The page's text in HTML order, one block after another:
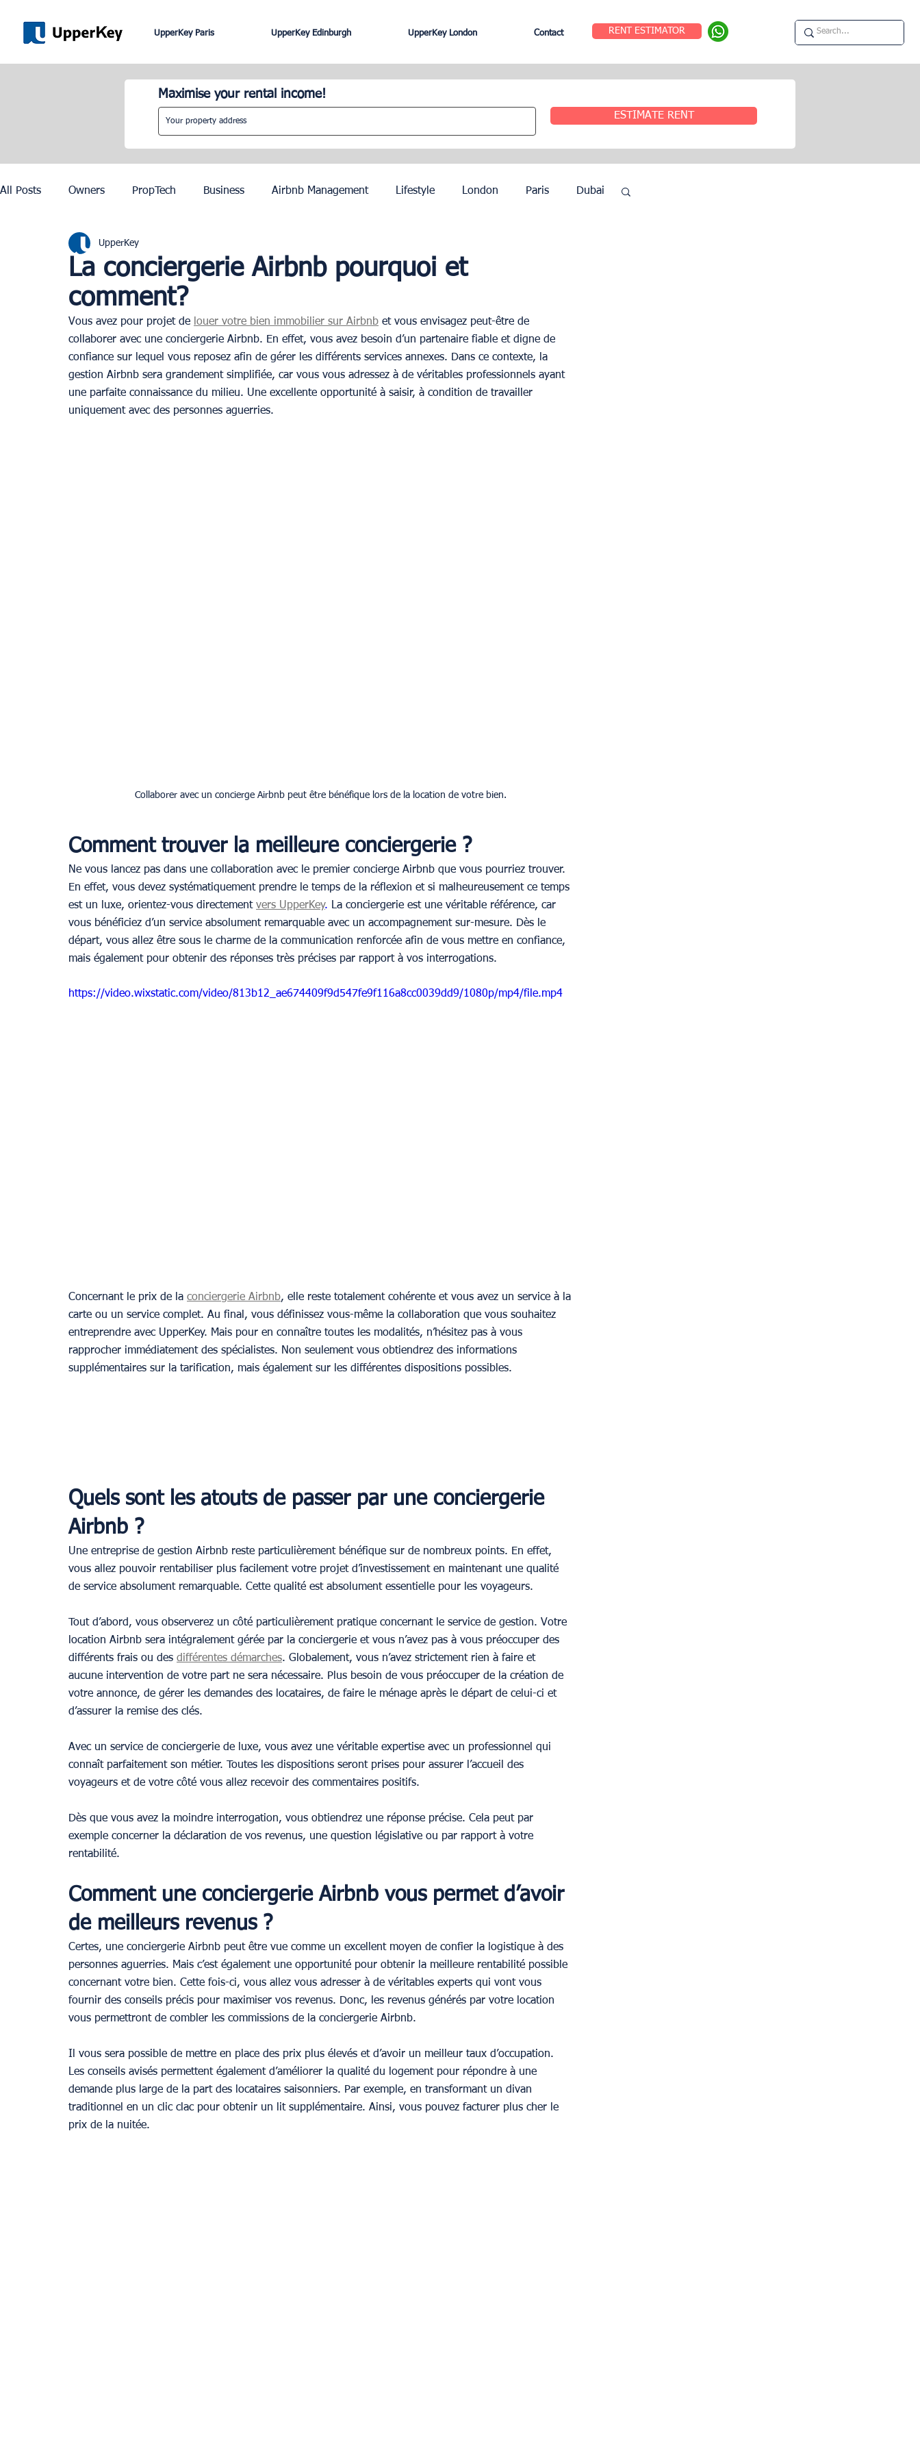
UpperKey Paris UpperKey Edinburgh UpperKey London Contact RENT ESTIMATOR
Maximise your rental income!
ESTIMATE RENT
All Posts Owners PropTech Business Airbnb Management Lifestyle London Paris Dubai
Lisbon
Knowledge Base Zurich
La conciergerie Airbnb pourquoi et
comment?
UpperKey
Vous avez pour projet de louer votre bien immobilier sur Airbnb et vous envisagez peut-être de
collaborer avec une conciergerie Airbnb. En effet, vous avez besoin d’un partenaire fiable et digne de
confiance sur lequel vous reposez afin de gérer les différents services annexes. Dans ce contexte, la
gestion Airbnb sera grandement simplifiée, car vous vous adressez à de véritables professionnels ayant
une parfaite connaissance du milieu. Une excellente opportunité à saisir, à condition de travailler
uniquement avec des personnes aguerries.
Collaborer avec un concierge Airbnb peut être bénéfique lors de la location de votre bien.
Comment trouver la meilleure conciergerie ?
Ne vous lancez pas dans une collaboration avec le premier concierge Airbnb que vous pourriez trouver.
En effet, vous devez systématiquement prendre le temps de la réflexion et si malheureusement ce temps
est un luxe, orientez-vous directement vers UpperKey. La conciergerie est une véritable référence, car
vous bénéficiez d’un service absolument remarquable avec un accompagnement sur-mesure. Dès le
départ, vous allez être sous le charme de la communication renforcée afin de vous mettre en confiance,
mais également pour obtenir des réponses très précises par rapport à vos interrogations.
https://video.wixstatic.com/video/813b12_ae674409f9d547fe9f116a8cc0039dd9/1080p/mp4/file.mp4
Concernant le prix de la conciergerie Airbnb, elle reste totalement cohérente et vous avez un service à la
carte ou un service complet. Au final, vous définissez vous-même la collaboration que vous souhaitez
entreprendre avec UpperKey. Mais pour en connaître toutes les modalités, n’hésitez pas à vous
rapprocher immédiatement des spécialistes. Non seulement vous obtiendrez des informations
supplémentaires sur la tarification, mais également sur les différentes dispositions possibles.
Quels sont les atouts de passer par une conciergerie
Airbnb ?
Une entreprise de gestion Airbnb reste particulièrement bénéfique sur de nombreux points. En effet,
vous allez pouvoir rentabiliser plus facilement votre projet d’investissement en maintenant une qualité
de service absolument remarquable. Cette qualité est absolument essentielle pour les voyageurs.
Tout d’abord, vous observerez un côté particulièrement pratique concernant le service de gestion. Votre
location Airbnb sera intégralement gérée par la conciergerie et vous n’avez pas à vous préoccuper des
différents frais ou des différentes démarches. Globalement, vous n’avez strictement rien à faire et
aucune intervention de votre part ne sera nécessaire. Plus besoin de vous préoccuper de la création de
votre annonce, de gérer les demandes des locataires, de faire le ménage après le départ de celui-ci et
d’assurer la remise des clés.
Avec un service de conciergerie de luxe, vous avez une véritable expertise avec un professionnel qui
connaît parfaitement son métier. Toutes les dispositions seront prises pour assurer l’accueil des
voyageurs et de votre côté vous allez recevoir des commentaires positifs.
Dès que vous avez la moindre interrogation, vous obtiendrez une réponse précise. Cela peut par
exemple concerner la déclaration de vos revenus, une question législative ou par rapport à votre
rentabilité.
Comment une conciergerie Airbnb vous permet d’avoir
de meilleurs revenus ?
Certes, une conciergerie Airbnb peut être vue comme un excellent moyen de confier la logistique à des
personnes aguerries. Mais c’est également une opportunité pour obtenir la meilleure rentabilité possible
concernant votre bien. Cette fois-ci, vous allez vous adresser à de véritables experts qui vont vous
fournir des conseils précis pour maximiser vos revenus. Donc, les revenus générés par votre location
vous permettront de combler les commissions de la conciergerie Airbnb.
Il vous sera possible de mettre en place des prix plus élevés et d’avoir un meilleur taux d’occupation.
Les conseils avisés permettent également d’améliorer la qualité du logement pour répondre à une
demande plus large de la part des locataires saisonniers. Par exemple, en transformant un divan
traditionnel en un clic clac pour obtenir un lit supplémentaire. Ainsi, vous pouvez facturer plus cher le
prix de la nuitée.